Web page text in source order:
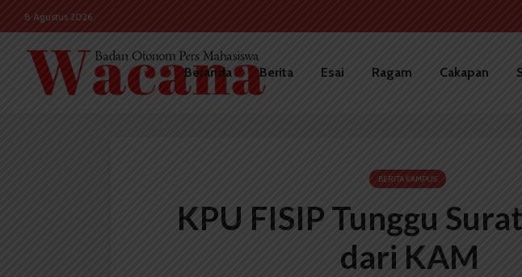
8 Agustus 2026
Beranda Berita Esai Ragam Cakapan
BERITA KAMPUS
KPU FISIP Tunggu
dari KAM